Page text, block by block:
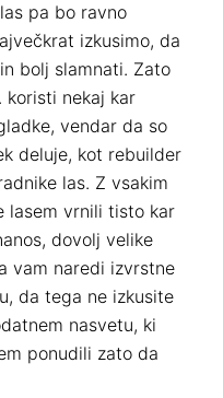
pa bo ravno
izkusimo, da
bolj slamnati. Zato
koristi nekaj kar
vendar da so
deluje, kot rebuilder
las. Z vsakim
lasem vrnili tisto kar
dovolj velike
vam naredi izvrstne
da tega ne izkusite
nasvetu, ki
ponudili zato da